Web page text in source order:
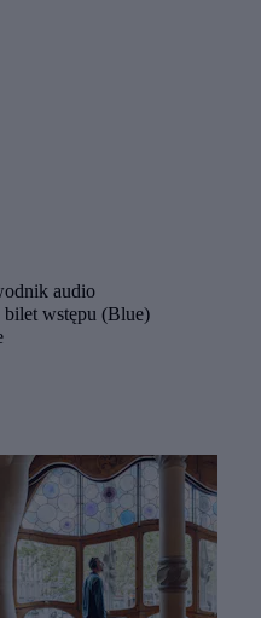
audio
wstępu (Blue)